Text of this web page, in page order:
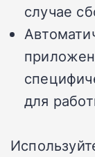
случае
для